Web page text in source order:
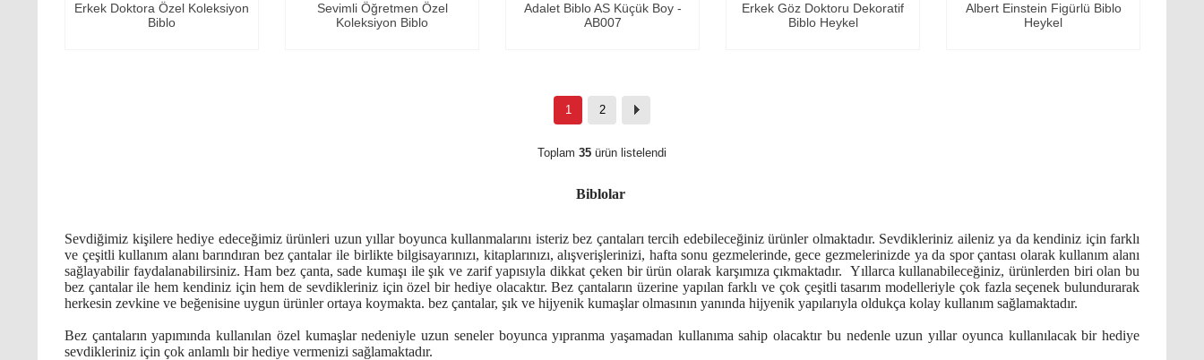
Erkek Doktora Özel Koleksiyon
Biblo
Sevimli Öğretmen Özel
Koleksiyon Biblo
Adalet Biblo AS Küçük Boy -
AB007
Erkek Göz Doktoru Dekoratif
Biblo Heykel
Albert Einstein Figürlü Biblo
Heykel
1 2
Toplam 35 ürün listelendi
Biblolar
Sevdiğimiz kişilere hediye edeceğimiz ürünleri uzun yıllar boyunca kullanmalarını isteriz bez çantaları tercih edebileceğiniz ürünler olmaktadır. Sevdikleriniz aileniz ya da kendiniz için farklı
ve çeşitli kullanım alanı barındıran bez çantalar ile birlikte bilgisayarınızı, kitaplarınızı, alışverişlerinizi, hafta sonu gezmelerinde, gece gezmelerinizde ya da spor çantası olarak kullanım alanı
sağlayabilir faydalanabilirsiniz. Ham bez çanta, sade kumaşı ile şık ve zarif yapısıyla dikkat çeken bir ürün olarak karşımıza çıkmaktadır. Yıllarca kullanabileceğiniz, ürünlerden biri olan bu
bez çantalar ile hem kendiniz için hem de sevdikleriniz için özel bir hediye olacaktır. Bez çantaların üzerine yapılan farklı ve çok çeşitli tasarım modelleriyle çok fazla seçenek bulundurarak
herkesin zevkine ve beğenisine uygun ürünler ortaya koymakta. bez çantalar, şık ve hijyenik kumaşlar olmasının yanında hijyenik yapılarıyla oldukça kolay kullanım sağlamaktadır.
Bez çantaların yapımında kullanılan özel kumaşlar nedeniyle uzun seneler boyunca yıpranma yaşamadan kullanıma sahip olacaktır bu nedenle uzun yıllar oyunca kullanılacak bir hediye
sevdikleriniz için çok anlamlı bir hediye vermenizi sağlamaktadır.